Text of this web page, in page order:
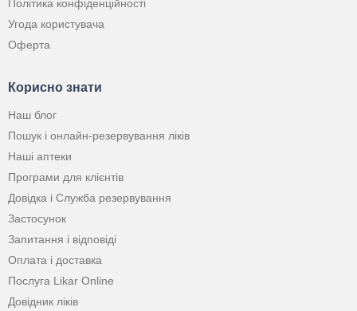
Політика конфіденційності
Угода користувача
Оферта
Корисно знати
Наш блог
Пошук і онлайн-резервування ліків
Наші аптеки
Програми для клієнтів
Довідка і Служба резервування
Застосунок
Запитання і відповіді
Оплата і доставка
Послуга Likar Online
Довідник ліків